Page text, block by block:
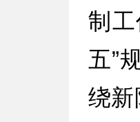
制
五”
绕新